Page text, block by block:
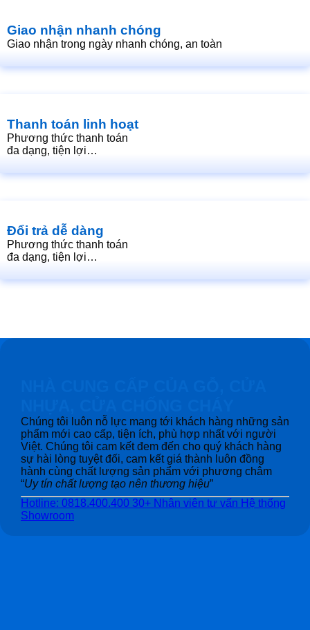
Giao nhận nhanh chóng
Giao nhận trong ngày nhanh chóng, an toàn
Thanh toán linh hoạt
Phương thức thanh toán
đa dạng, tiện lợi…
Đổi trả dễ dàng
Phương thức thanh toán
đa dạng, tiện lợi…
Chúng tôi luôn nỗ lực mang tới khách hàng những sản
phẩm mới cao cấp, tiện ích, phù hợp nhất với người
Việt. Chúng tôi cam kết đem đến cho quý khách hàng
sự hài lòng tuyệt đối, cam kết giá thành luôn đồng
hành cùng chất lượng sản phẩm với phương châm
“Uy tín chất lượng tạo nên thương hiệu”
Hotline: 0818.400.400 30+ Nhân viên tư vấn Hệ thống
Showroom